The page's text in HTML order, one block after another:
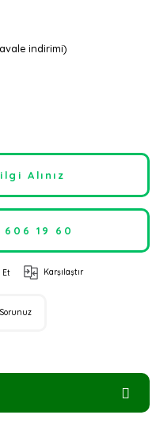
indirimi)
Alınız
606 19 60
Et Karşılaştır